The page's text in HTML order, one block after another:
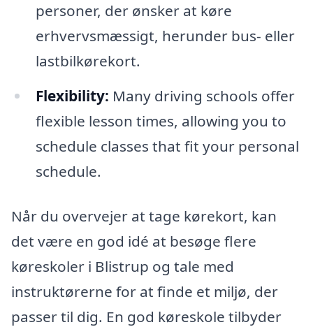
personer, der ønsker at køre
erhvervsmæssigt, herunder bus- eller
lastbilkørekort.
Flexibility: Many driving schools offer
flexible lesson times, allowing you to
schedule classes that fit your personal
schedule.
Når du overvejer at tage kørekort, kan
det være en god idé at besøge flere
køreskoler i Blistrup og tale med
instruktørerne for at finde et miljø, der
passer til dig. En god køreskole tilbyder